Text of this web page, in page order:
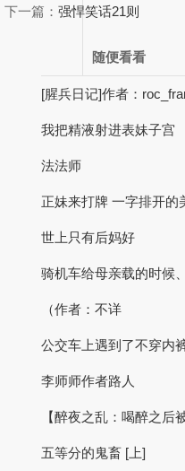
下一篇： 强悍笑话21则
随便看看
[腥兵日记]作者：
我把精液射进表妹子宫
法法师
正妹来打牌 一字排开的
世上只有后妈好
骑机车给母亲载的时候
（作者：不详
公交车上遇到了不穿内
李师师作者路人
【醉夜之乱：喝醉之后
五等分的鬼畜 [上]